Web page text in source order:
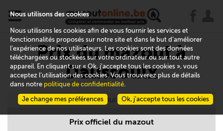
x
Prix du mazout à
Daussoulx
Aujourd'hui le 06/08
Prix officiel du mazout
Nous utilisons des cookies
Nous utilisons les cookies afin de vous fournir les services et
fonctionnalités proposés sur notre site et dans le but d’améliorer
l’expérience de nos utilisateurs. Les cookies sont des données
téléchargées ou stockées sur votre ordinateur ou sur tout autre
appareil. En cliquant sur « Ok, j’accepte tous les cookies », vous
acceptez l’utilisation des cookies. Vous trouverez plus de détails
dans notre politique de confidentialité.
Ok, j’accepte tous les cookies
Je change mes préférences